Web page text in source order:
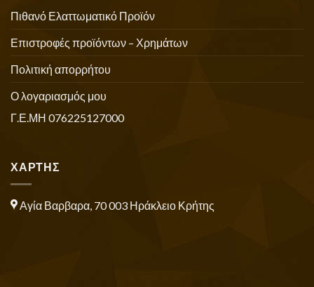
Πιθανό Ελαττωματικό Προϊόν
Επιστροφές προϊόντων – Χρημάτων
Πολιτική απορρήτου
Ο λογαριασμός μου
Γ.Ε.ΜΗ 076225127000
ΧΑΡΤΗΣ
Αγία Βαρβαρα, 70 003 Ηράκλειο Κρήτης